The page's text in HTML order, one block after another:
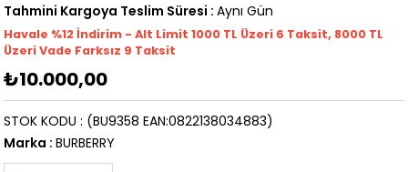
Tahmini Kargoya Teslim Süresi : Aynı Gün
Havale %12 İndirim - Alt Limit 1000 TL Üzeri 6 Taksit, 8000 TL
Üzeri Vade Farksız 9 Taksit
₺10.000,00
(BU9358 EAN:0822138034883)
STOK KODU
Marka : BURBERRY